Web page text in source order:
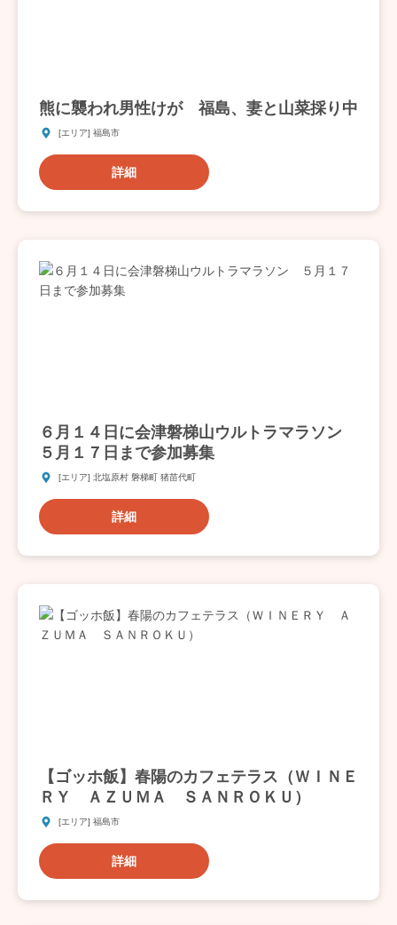
熊に襲われ男性けが 福島、妻と山菜採り中
[エリア] 福島市
詳細
６月１４日に会津磐梯山ウルトラマラソン
５月１７日まで参加募集
[エリア] 北塩原村 磐梯町 猪苗代町
詳細
【ゴッホ飯】春陽のカフェテラス（ＷＩＮＥ
ＲＹ ＡＺＵＭＡ ＳＡＮＲＯＫＵ）
[エリア] 福島市
詳細